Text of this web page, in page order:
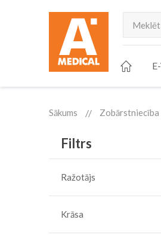
Sākums Zobārstniecība
Filtrs
Ražotājs
Krāsa